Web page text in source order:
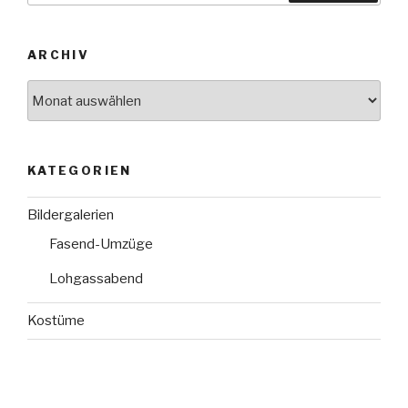
ARCHIV
KATEGORIEN
Bildergalerien
Fasend-Umzüge
Lohgassabend
Kostüme